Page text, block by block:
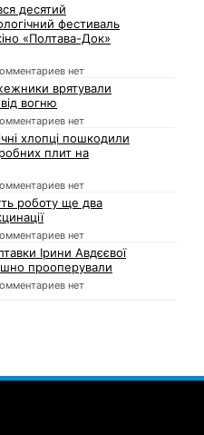
десятий
фестиваль
«Полтава-Док»
нет
врятували
вогню
нет
хлопці пошкодили
плит на
нет
роботу ще два
нет
Ірини Авдєєвої
прооперували
нет